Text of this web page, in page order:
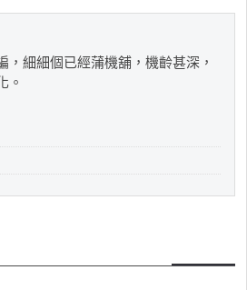
，細細個已經蒲機舖，機齡甚深，
。